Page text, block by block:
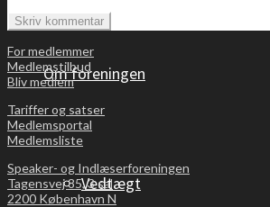
Om foreningen
Vedtægt
For medlemmer
Medlemstilbud
Bliv medlem
Tariffer og satser
Medlemsportal
Medlemsliste
Speaker- og Indlæserforeningen
Tagensvej 85, 3 sal
2200 København N